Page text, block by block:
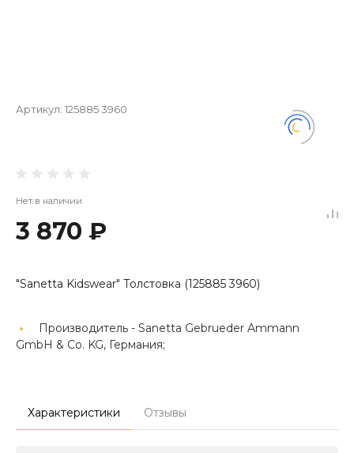
Артикул: 125885 3960
Нет в наличии
3 870 ₽
"Sanetta Kidswear" Толстовка (125885 3960)
Производитель - Sanetta Gebrueder Ammann
GmbH & Co. KG, Германия;
Характеристики Отзывы